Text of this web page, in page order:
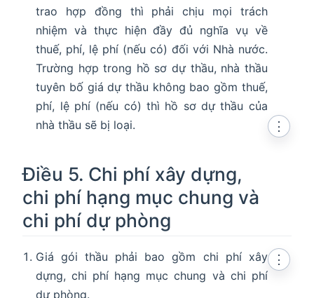
trao hợp đồng thì phải chịu mọi trách
nhiệm và thực hiện đầy đủ nghĩa vụ về
thuế, phí, lệ phí (nếu có) đối với Nhà nước.
Trường hợp trong hồ sơ dự thầu, nhà thầu
tuyên bố giá dự thầu không bao gồm thuế,
phí, lệ phí (nếu có) thì hồ sơ dự thầu của
nhà thầu sẽ bị loại.
Điều 5. Chi phí xây dựng,
chi phí hạng mục chung và
chi phí dự phòng
⋮
Giá gói thầu phải bao gồm chi phí xây
dựng, chi phí hạng mục chung và chi phí
dự phòng.
⋮